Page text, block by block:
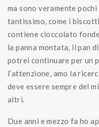
ma sono veramente
tantissimo, come i
contiene cioccolato
la panna montata, il pan
potrei continuare per un
l’attenzione, amo la
deve essere sempre del
altri.
Due anni e mezzo fa ho